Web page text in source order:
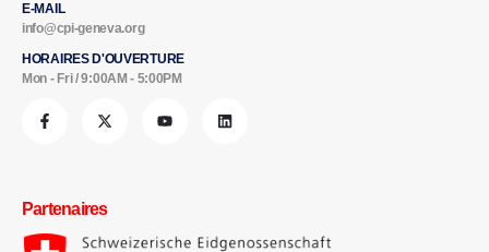
E-MAIL
info@cpi-geneva.org
HORAIRES D'OUVERTURE
Mon - Fri / 9:00AM - 5:00PM
Partenaires